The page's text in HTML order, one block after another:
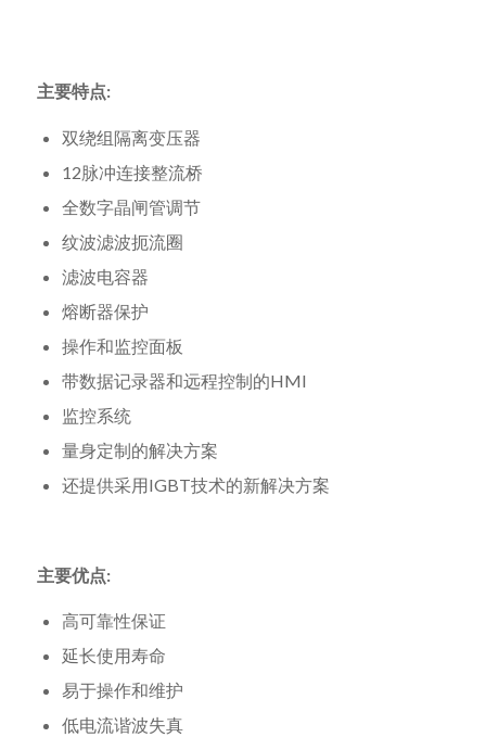
主要特点:
双绕组隔离变压器
12脉冲连接整流桥
全数字晶闸管调节
纹波滤波扼流圈
滤波电容器
熔断器保护
操作和监控面板
带数据记录器和远程控制的HMI
监控系统
量身定制的解决方案
还提供采用IGBT技术的新解决方案
主要优点:
高可靠性保证
延长使用寿命
易于操作和维护
低电流谐波失真